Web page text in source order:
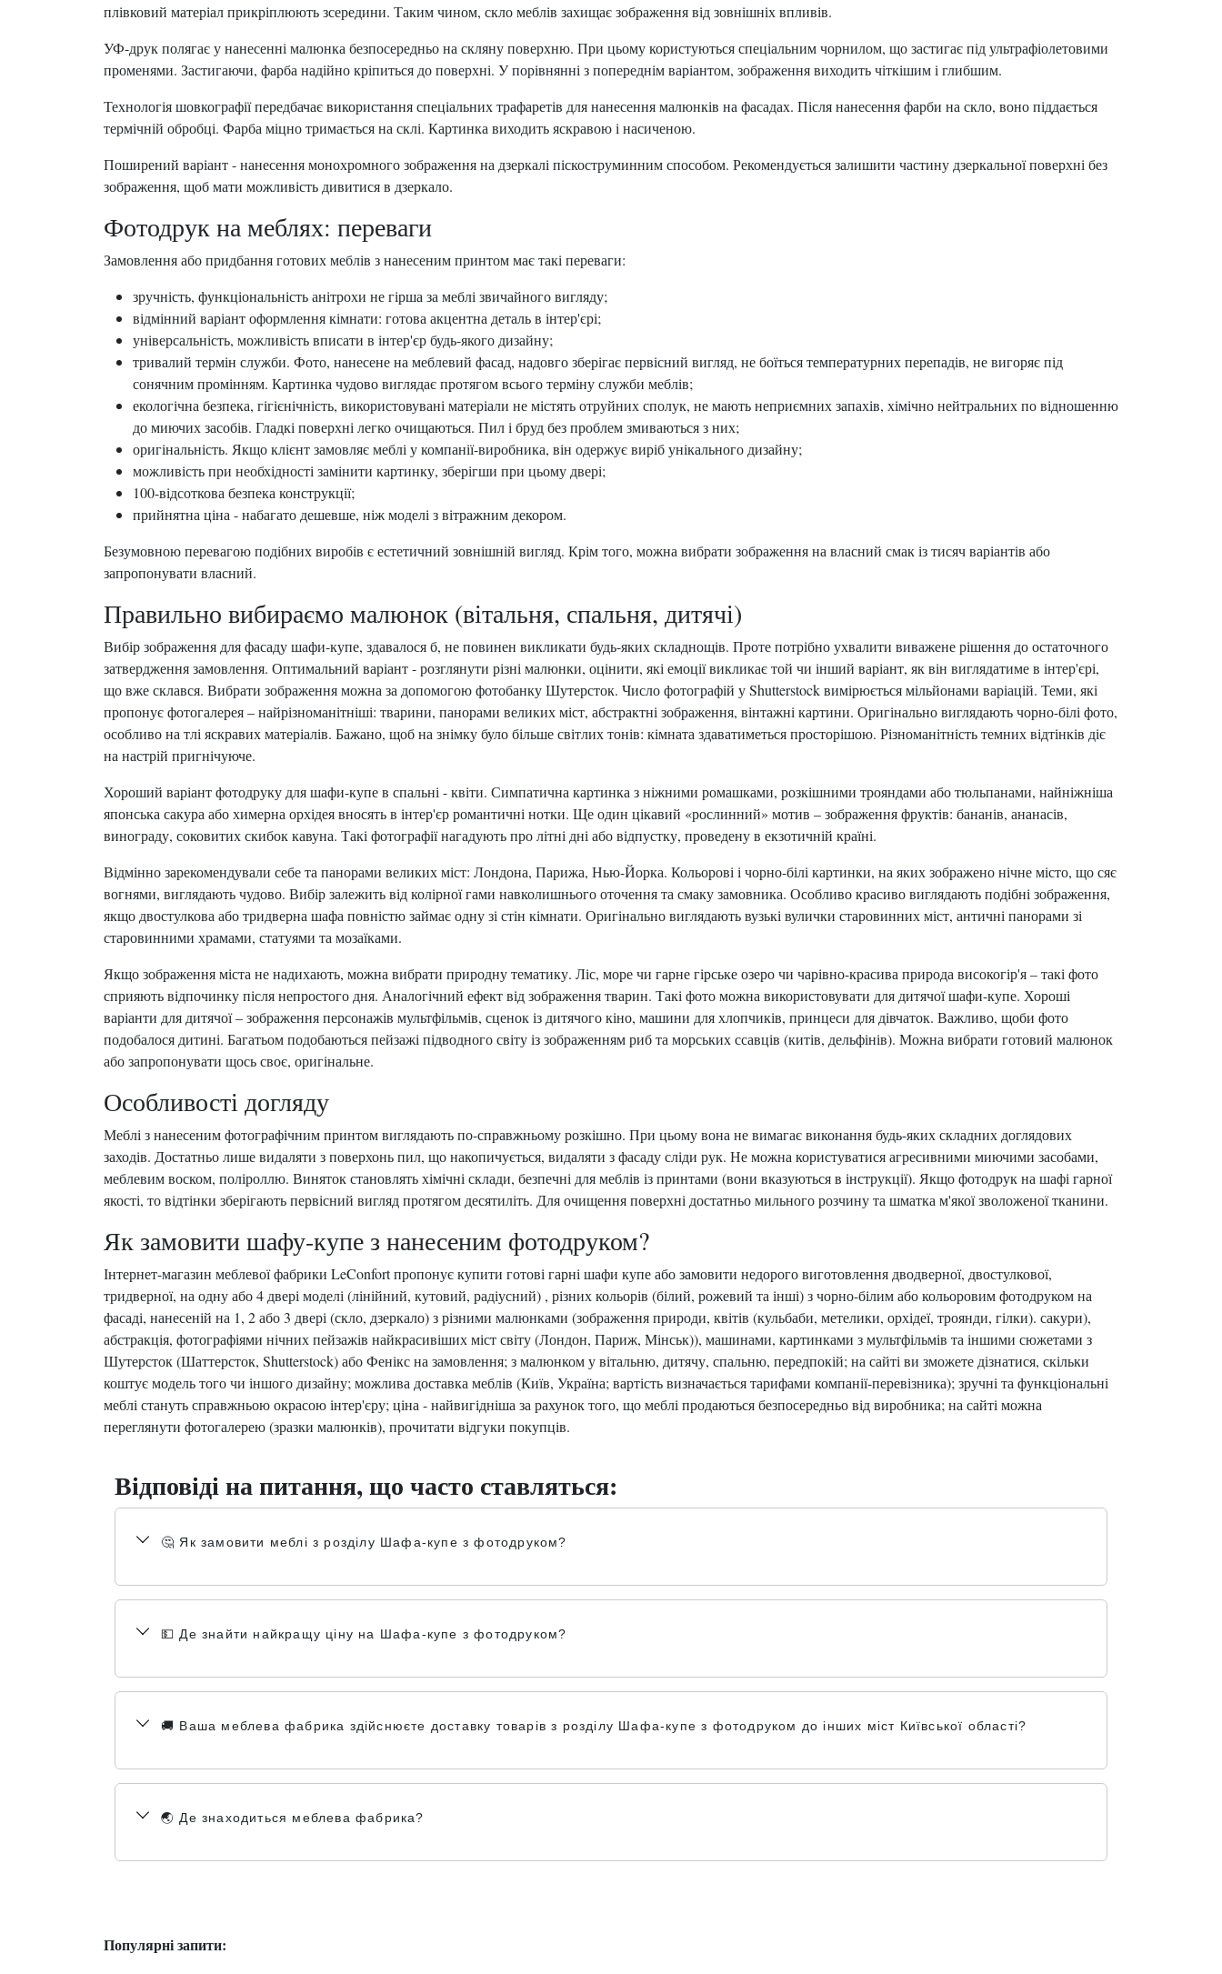
плівковий матеріал прикріплюють зсередини. Таким чином, скло меблів захищає зображення від зовнішніх впливів.
УФ-друк полягає у нанесенні малюнка безпосередньо на скляну поверхню. При цьому користуються спеціальним чорнилом, що застигає під ультрафіолетовими
променями. Застигаючи, фарба надійно кріпиться до поверхні. У порівнянні з попереднім варіантом, зображення виходить чіткішим і глибшим.
Технологія шовкографії передбачає використання спеціальних трафаретів для нанесення малюнків на фасадах. Після нанесення фарби на скло, воно піддається
термічній обробці. Фарба міцно тримається на склі. Картинка виходить яскравою і насиченою.
Поширений варіант - нанесення монохромного зображення на дзеркалі піскоструминним способом. Рекомендується залишити частину дзеркальної поверхні без
зображення, щоб мати можливість дивитися в дзеркало.
Фотодрук на меблях: переваги
Замовлення або придбання готових меблів з нанесеним принтом має такі переваги:
зручність, функціональність анітрохи не гірша за меблі звичайного вигляду;
відмінний варіант оформлення кімнати: готова акцентна деталь в інтер'єрі;
універсальність, можливість вписати в інтер'єр будь-якого дизайну;
тривалий термін служби. Фото, нанесене на меблевий фасад, надовго зберігає первісний вигляд, не боїться температурних перепадів, не вигоряє під
сонячним промінням. Картинка чудово виглядає протягом всього терміну служби меблів;
екологічна безпека, гігієнічність, використовувані матеріали не містять отруйних сполук, не мають неприємних запахів, хімічно нейтральних по відношенню
до миючих засобів. Гладкі поверхні легко очищаються. Пил і бруд без проблем змиваються з них;
оригінальність. Якщо клієнт замовляє меблі у компанії-виробника, він одержує виріб унікального дизайну;
можливість при необхідності замінити картинку, зберігши при цьому двері;
100-відсоткова безпека конструкції;
прийнятна ціна - набагато дешевше, ніж моделі з вітражним декором.
Безумовною перевагою подібних виробів є естетичний зовнішній вигляд. Крім того, можна вибрати зображення на власний смак із тисяч варіантів або
запропонувати власний.
Правильно вибираємо малюнок (вітальня, спальня, дитячі)
Вибір зображення для фасаду шафи-купе, здавалося б, не повинен викликати будь-яких складнощів. Проте потрібно ухвалити виважене рішення до остаточного
затвердження замовлення. Оптимальний варіант - розглянути різні малюнки, оцінити, які емоції викликає той чи інший варіант, як він виглядатиме в інтер'єрі,
що вже склався. Вибрати зображення можна за допомогою фотобанку Шутерсток. Число фотографій у Shutterstock вимірюється мільйонами варіацій. Теми, які
пропонує фотогалерея – найрізноманітніші: тварини, панорами великих міст, абстрактні зображення, вінтажні картини. Оригінально виглядають чорно-білі фото,
особливо на тлі яскравих матеріалів. Бажано, щоб на знімку було більше світлих тонів: кімната здаватиметься просторішою. Різноманітність темних відтінків діє
на настрій пригнічуюче.
Хороший варіант фотодруку для шафи-купе в спальні - квіти. Симпатична картинка з ніжними ромашками, розкішними трояндами або тюльпанами, найніжніша
японська сакура або химерна орхідея вносять в інтер'єр романтичні нотки. Ще один цікавий «рослинний» мотив – зображення фруктів: бананів, ананасів,
винограду, соковитих скибок кавуна. Такі фотографії нагадують про літні дні або відпустку, проведену в екзотичній країні.
Відмінно зарекомендували себе та панорами великих міст: Лондона, Парижа, Нью-Йорка. Кольорові і чорно-білі картинки, на яких зображено нічне місто, що сяє
вогнями, виглядають чудово. Вибір залежить від колірної гами навколишнього оточення та смаку замовника. Особливо красиво виглядають подібні зображення,
якщо двостулкова або тридверна шафа повністю займає одну зі стін кімнати. Оригінально виглядають вузькі вулички старовинних міст, античні панорами зі
старовинними храмами, статуями та мозаїками.
Якщо зображення міста не надихають, можна вибрати природну тематику. Ліс, море чи гарне гірське озеро чи чарівно-красива природа високогір'я – такі фото
сприяють відпочинку після непростого дня. Аналогічний ефект від зображення тварин. Такі фото можна використовувати для дитячої шафи-купе. Хороші
варіанти для дитячої – зображення персонажів мультфільмів, сценок із дитячого кіно, машини для хлопчиків, принцеси для дівчаток. Важливо, щоби фото
подобалося дитині. Багатьом подобаються пейзажі підводного світу із зображенням риб та морських ссавців (китів, дельфінів). Можна вибрати готовий малюнок
або запропонувати щось своє, оригінальне.
Особливості догляду
Меблі з нанесеним фотографічним принтом виглядають по-справжньому розкішно. При цьому вона не вимагає виконання будь-яких складних доглядових
заходів. Достатньо лише видаляти з поверхонь пил, що накопичується, видаляти з фасаду сліди рук. Не можна користуватися агресивними миючими засобами,
меблевим воском, поліроллю. Виняток становлять хімічні склади, безпечні для меблів із принтами (вони вказуються в інструкції). Якщо фотодрук на шафі гарної
якості, то відтінки зберігають первісний вигляд протягом десятиліть. Для очищення поверхні достатньо мильного розчину та шматка м'якої зволоженої тканини.
Як замовити шафу-купе з нанесеним фотодруком?
Інтернет-магазин меблевої фабрики LeConfort пропонує купити готові гарні шафи купе або замовити недорого виготовлення дводверної, двостулкової,
тридверної, на одну або 4 двері моделі (лінійний, кутовий, радіусний) , різних кольорів (білий, рожевий та інші) з чорно-білим або кольоровим фотодруком на
фасаді, нанесеній на 1, 2 або 3 двері (скло, дзеркало) з різними малюнками (зображення природи, квітів (кульбаби, метелики, орхідеї, троянди, гілки). сакури),
абстракція, фотографіями нічних пейзажів найкрасивіших міст світу (Лондон, Париж, Мінськ)), машинами, картинками з мультфільмів та іншими сюжетами з
Шутерсток (Шаттерсток, Shutterstock) або Фенікс на замовлення; з малюнком у вітальню, дитячу, спальню, передпокій; на сайті ви зможете дізнатися, скільки
коштує модель того чи іншого дизайну; можлива доставка меблів (Київ, Україна; вартість визначається тарифами компанії-перевізника); зручні та функціональні
меблі стануть справжньою окрасою інтер'єру; ціна - найвигідніша за рахунок того, що меблі продаються безпосередньо від виробника; на сайті можна
переглянути фотогалерею (зразки малюнків), прочитати відгуки покупців.
Відповіді на питання, що часто ставляться:
🤔 Як замовити меблі з розділу Шафа-купе з фотодруком?
💵 Де знайти найкращу ціну на Шафа-купе з фотодруком?
🚚 Ваша меблева фабрика здійснюєте доставку товарів з розділу Шафа-купе з фотодруком до інших міст Київської області?
🌏 Де знаходиться меблева фабрика?
Популярні запити: